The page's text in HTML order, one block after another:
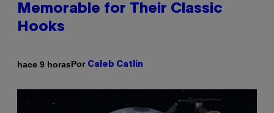
Memorable for Their Classic
Hooks
hace 9 horasPor Caleb Catlin